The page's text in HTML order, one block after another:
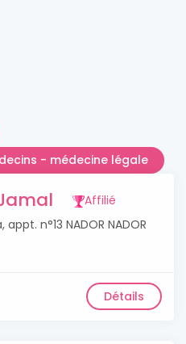
- médecine légale
Affilié
appt. n°13 NADOR NADOR
Détails